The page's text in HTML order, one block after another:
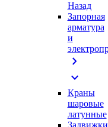
Назад
Запорная
арматура
и
chevron_right
expand_more
Краны
шаровые
латунные
Задвижки